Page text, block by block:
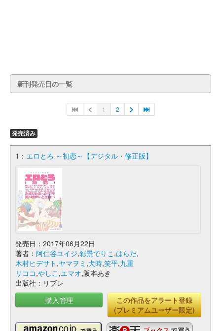
新刊発売日の一覧
1 2
発売済み
1： エロとろ ～初恋～【デジタル・修正版】
発売日：2017年06月22日
著者： 阿仁谷ユイジ,彩景でりこ ,はらだ,
木村ヒデサト ,ヤマヲミ ,犬時,笑平,九重
リココ,やしこ ,エマオ,阪本あき
出版社：リブレ
購入管理
この作品をアラート登録
(プレミアムユーザー限定)